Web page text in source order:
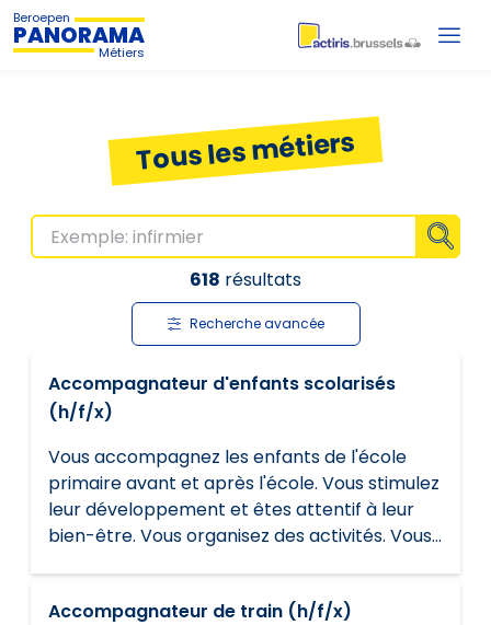
Beroepen
PANORAMA
Métiers
Tous les métiers
Recherche avancée
618 résultats
Accompagnateur d'enfants scolarisés
(h/f/x)
Vous accompagnez les enfants de l'école
primaire avant et après l'école. Vous stimulez
leur développement et êtes attentif à leur
bien-être. Vous organisez des activités. Vous
Accompagnateur de train (h/f/x)